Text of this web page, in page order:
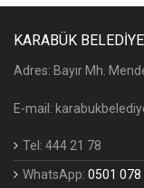
KARABÜK
Adres: Bayır Mh.
E-mail:
Tel: 444 21 78
WhatsApp: 0501 078